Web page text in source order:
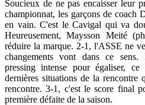
Soucieux de ne pas encaisser leur
championnat, les garçons de coach
en vain. C'est le Cavigal qui va
Heureusement, Maysson Meité
réduire la marque. 2-1, l'ASSE ne
changements vont dans ce sens.
pressing intense pour égaliser,
dernières situations de la rencontre
rencontre. 3-1, c'est le score final
première défaite de la saison.